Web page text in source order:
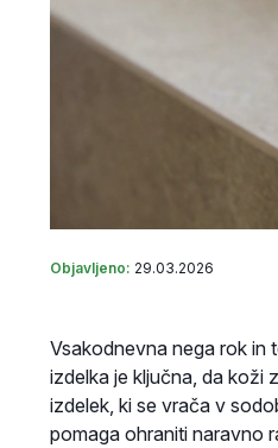
Objavljeno: 29.03.2026
Vsakodnevna nega rok in
izdelka je ključna, da koži
izdelek, ki se vrača v
pomaga ohraniti naravno